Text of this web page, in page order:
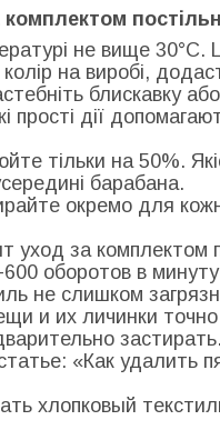
не вище 30°С.
на виробі,
блискавку
прості дії
тільки на 50%.
барабана.
окремо для
уход за комплектом
оборотов в
не слишком
и их личинки
«Как удалить
хлопковый